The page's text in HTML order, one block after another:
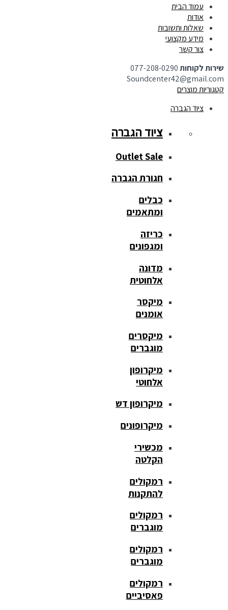
עמוד הבית
אודות
שאלות ותשובות
מידע מקצועי
צור קשר
שירות לקוחות077-208-0290
Soundcenter42@gmail.com
קטגוריות מוצרים
ציוד הגברה
ציוד הגברה
Outlet Sale
חגורת הגברה
כבלים
ומתאמים
כריזה
ומגפונים
מדונה
אלחוטית
מיקסר
אומנים
מיקסרים
מוגברים
מיקרופון
אלחוטי
מיקרופון דש
מיקרופונים
מכשירי
הקלטה
רמקולים
להתקנות
רמקולים
מוגברים
רמקולים
מוגברים
רמקולים
פאסיביים